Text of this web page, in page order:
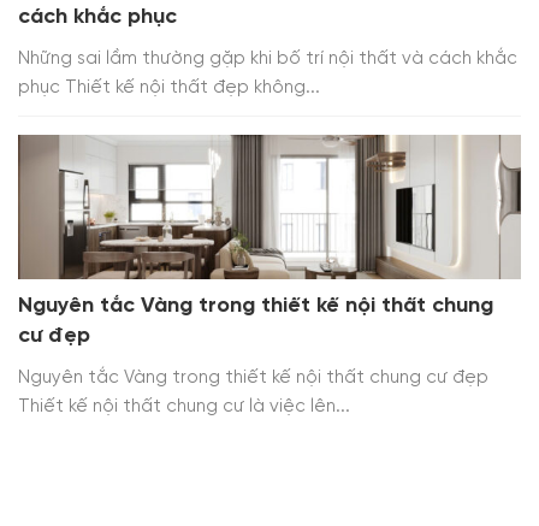
cách khắc phục
Những sai lầm thường gặp khi bố trí nội thất và cách khắc
phục Thiết kế nội thất đẹp không...
Nguyên tắc Vàng trong thiết kế nội thất chung
cư đẹp
Nguyên tắc Vàng trong thiết kế nội thất chung cư đẹp
Thiết kế nội thất chung cư là việc lên...